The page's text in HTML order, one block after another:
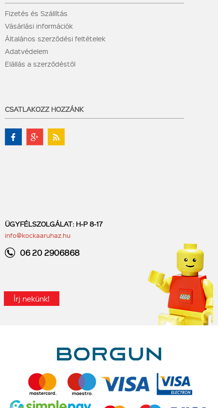
Fizetés és Szállítás
Vásárlási információk
Általános szerződési feltételek
Adatvédelem
Elállás a szerződéstől
CSATLAKOZZ HOZZÁNK
ÜGYFÉLSZOLGÁLAT: H-P 8-17
info@kockaaruhaz.hu
06 20 2906868
Írj nekünk!